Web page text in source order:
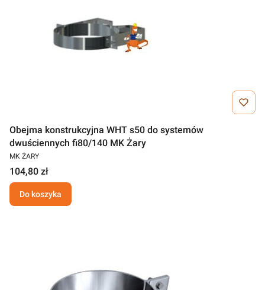
Obejma konstrukcyjna WHT s50 do systemów
dwuściennych fi80/140 MK Żary
MK ŻARY
104,80 zł
Do koszyka